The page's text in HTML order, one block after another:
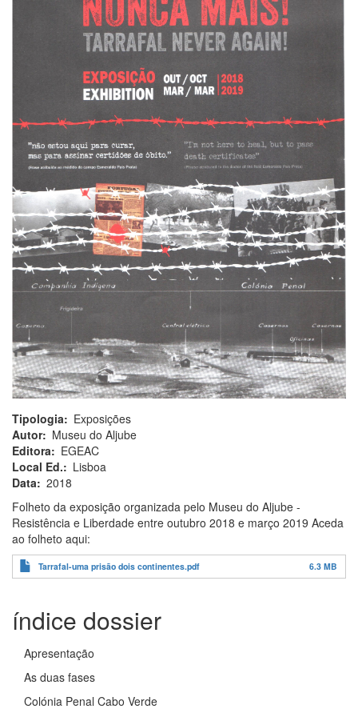
Tipologia
Exposições
Autor
Museu do Aljube
Editora
EGEAC
Local Ed.
Lisboa
Data
2018
Folheto da exposição organizada pelo Museu do Aljube -
Resistência e Liberdade entre outubro 2018 e março 2019 Aceda
ao folheto aqui:
Tarrafal-uma prisão dois continentes.pdf 6.3 MB
índice dossier
Apresentação
As duas fases
Colónia Penal Cabo Verde